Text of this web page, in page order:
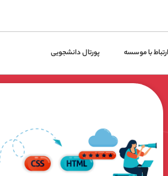
ارتباط با موسسه پورتال دانشجویی